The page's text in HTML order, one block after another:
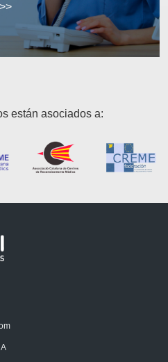
están asociados a: